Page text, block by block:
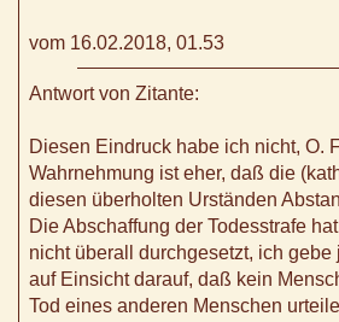
vom 16.02.2018, 01.53
Antwort von Zitante:
Diesen Eindruck habe ich nicht, O.
Wahrnehmung ist eher, daß die
diesen überholten Urständen
Die Abschaffung der Todesstrafe
nicht überall durchgesetzt, ich
auf Einsicht darauf, daß kein
Tod eines anderen Menschen